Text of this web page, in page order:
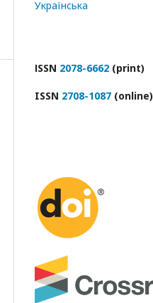
Українська
ІSSN 2078-6662 (print)
ISSN 2708-1087 (online)